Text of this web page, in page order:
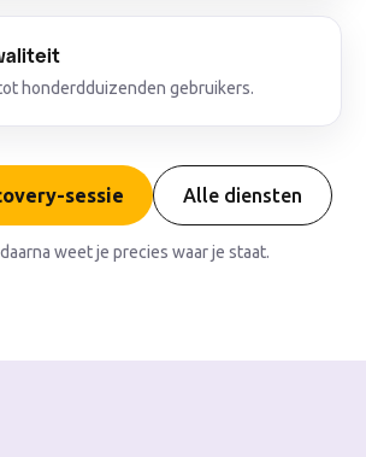
honderdduizenden gebruikers.
sessie Alle diensten
daarna weet je precies waar je staat.